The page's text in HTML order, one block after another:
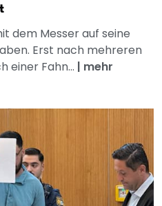
dem Messer auf seine
Erst nach mehreren
einer Fahn... | mehr